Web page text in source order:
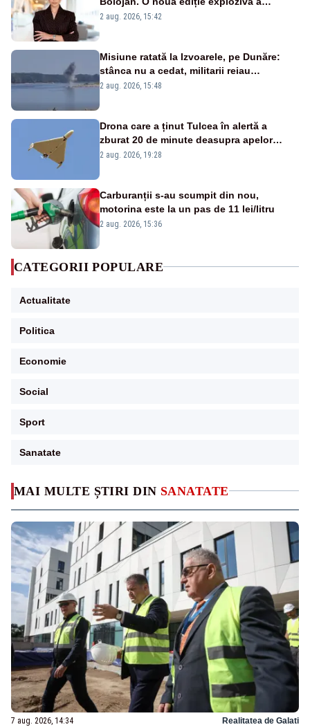
MAI MULTE ȘTIRI DIN SANATATE
7 aug. 2026, 14:34 Realitatea de Galati
emisiunii „Miza Zilei” la Realitatea PLUS
2 aug. 2026, 15:42
Misiune ratată la Izvoarele, pe Dunăre:
stânca nu a cedat, militarii reiau
detonările luni – VIDEO
2 aug. 2026, 15:48
Drona care a ținut Tulcea în alertă a
zburat 20 de minute deasupra apelor
României. Au fost ridicate două F-16
2 aug. 2026, 19:28
Carburanții s-au scumpit din nou,
motorina este la un pas de 11 lei/litru
2 aug. 2026, 15:36
CATEGORII POPULARE
Actualitate
Politica
Economie
Social
Sport
Sanatate